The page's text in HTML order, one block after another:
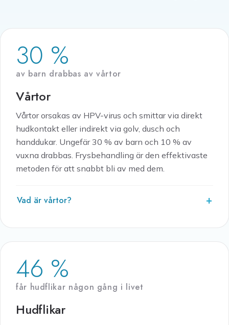
30 %
av barn drabbas av vårtor
Vårtor
Vårtor orsakas av HPV-virus och smittar via direkt
hudkontakt eller indirekt via golv, dusch och
handdukar. Ungefär 30 % av barn och 10 % av
vuxna drabbas. Frysbehandling är den effektivaste
metoden för att snabbt bli av med dem.
Vad är vårtor?
46 %
får hudflikar någon gång i livet
Hudflikar